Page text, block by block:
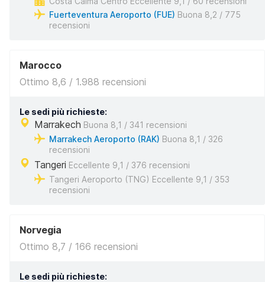
Fuerteventura Aeroporto (FUE) Buona 8,2 / 775
recensioni
Marocco
Ottimo 8,6 / 1.988 recensioni
Le sedi più richieste:
Marrakech Buona 8,1 / 341 recensioni
Marrakech Aeroporto (RAK) Buona 8,1 / 326
recensioni
Tangeri Eccellente 9,1 / 376 recensioni
Tangeri Aeroporto (TNG) Eccellente 9,1 / 353
recensioni
Norvegia
Ottimo 8,7 / 166 recensioni
Le sedi più richieste: